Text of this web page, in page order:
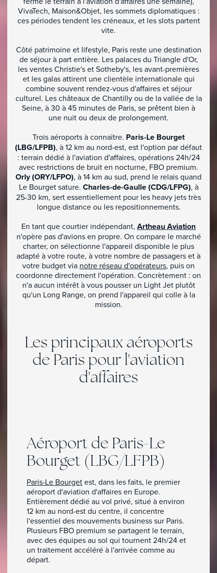
Location de jet privé à Paris
VivaTech, Maison&Objet, les sommets diplomatiques :
ces périodes tendent les créneaux, et les slots partent
vite.
Côté patrimoine et lifestyle, Paris reste une destination
de séjour à part entière. Les palaces du Triangle d'Or,
les ventes Christie's et Sotheby's, les avant-premières
et les galas attirent une clientèle internationale qui
combine souvent rendez-vous d'affaires et séjour
culturel. Les châteaux de Chantilly ou de la vallée de la
Seine, à 30 à 45 minutes de Paris, se prêtent bien à
une nuit ou deux de prolongement.
Trois aéroports à connaître. Paris-Le Bourget
(LBG/LFPB), à 12 km au nord-est, est l'option par défaut
: terrain dédié à l'aviation d'affaires, opérations 24h/24
avec restrictions de bruit en nocturne, FBO premium.
Orly (ORY/LFPO), à 14 km au sud, prend le relais quand
Le Bourget sature. Charles-de-Gaulle (CDG/LFPG), à
25-30 km, sert essentiellement pour les heavy jets très
longue distance ou les repositionnements.
En tant que courtier indépendant, Artheau Aviation
n'opère pas d'avions en propre. On compare le marché
charter, on sélectionne l'appareil disponible le plus
adapté à votre route, à votre nombre de passagers et à
votre budget via notre réseau d'opérateurs, puis on
coordonne directement l'opération. Concrètement : on
n'a aucun intérêt à vous pousser un Light Jet plutôt
qu'un Long Range, on prend l'appareil qui colle à la
mission.
Les principaux aéroports
de Paris pour l'aviation
d'affaires
Aéroport de Paris-Le
Bourget (LBG/LFPB)
Paris-Le Bourgetest, dans les faits, le premier
aéroport d'aviation d'affaires en Europe.
Entièrement dédié au vol privé, situé à environ
12 km au nord-est du centre, il concentre
l'essentiel des mouvements business sur Paris.
Plusieurs FBO premium se partagent le terrain,
avec des équipes au sol qui tournent 24h/24 et
un traitement accéléré à l'arrivée comme au
départ.